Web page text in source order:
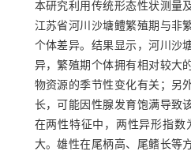
本研究利用传统形态性状测量
江苏省河川沙塘鳢繁殖期与非
个体差异。结果显示，河川沙
异，繁殖期个体拥有相对较大
物资源的季节性变化有关；另
长，可能因性腺发育饱满导致
在两性特征中，两性异形指数
大。雄性在尾柄高、尾鳍长等